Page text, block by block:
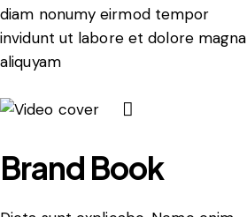
diam nonumy eirmod tempor
invidunt ut labore et dolore magna
aliquyam
Brand Book